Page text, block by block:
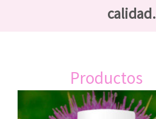
calidad.
Productos